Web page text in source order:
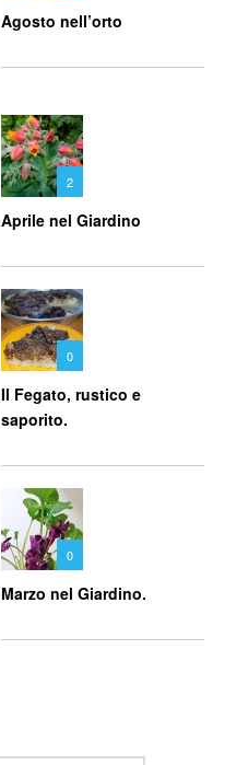
Agosto nell’orto
2
Aprile nel Giardino
0
Il Fegato, rustico e
saporito.
0
Marzo nel Giardino.